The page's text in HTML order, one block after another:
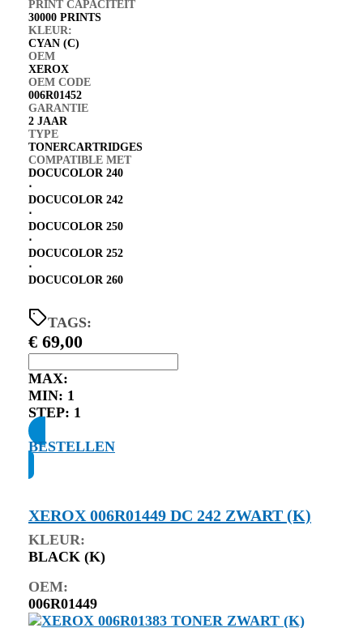
PRINT CAPACITEIT
30000 PRINTS
KLEUR:
CYAN (C)
OEM
XEROX
OEM CODE
006R01452
GARANTIE
2 JAAR
TYPE
TONERCARTRIDGES
COMPATIBLE MET
DOCUCOLOR 240
⋅
DOCUCOLOR 242
⋅
DOCUCOLOR 250
⋅
DOCUCOLOR 252
⋅
DOCUCOLOR 260
TAGS:
€ 69,00
MAX:
MIN: 1
STEP: 1
BESTELLEN
XEROX 006R01449 DC 242 ZWART (K)
KLEUR:
BLACK (K)
OEM:
006R01449